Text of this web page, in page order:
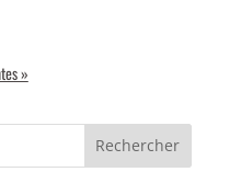
»
Rechercher